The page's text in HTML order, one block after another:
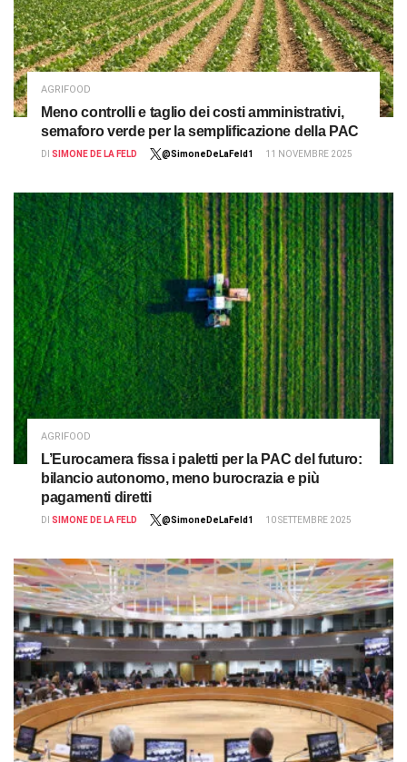
AGRIFOOD
Meno controlli e taglio dei costi amministrativi,
semaforo verde per la semplificazione della PAC
DI SIMONE DE LA FELD @SimoneDeLaFeld1 11 NOVEMBRE 2025
AGRIFOOD
L’Eurocamera fissa i paletti per la PAC del futuro:
bilancio autonomo, meno burocrazia e più
pagamenti diretti
DI SIMONE DE LA FELD @SimoneDeLaFeld1 10 SETTEMBRE 2025